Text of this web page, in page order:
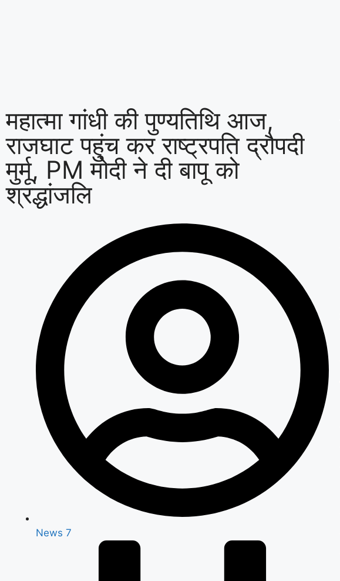
महात्मा गांधी की पुण्यतिथि आज,
राजघाट पहुंच कर राष्ट्रपति द्रौपदी
मुर्मू, PM मोदी ने दी बापू को
श्रद्धांजलि
News 7